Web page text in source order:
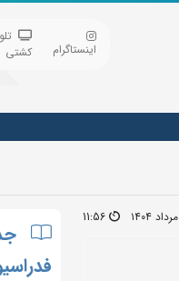
اینستاگرام
کشتی
11:56